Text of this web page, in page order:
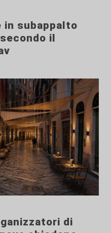
in subappalto
il
di